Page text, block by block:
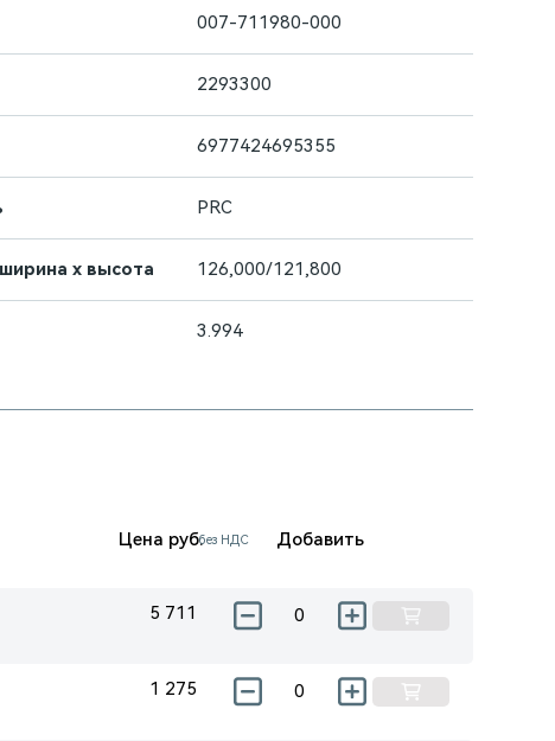
007-711980-000
2293300
6977424695355
PRC
х высота 126,000/121,800
3.994
Цена руб.без НДС Добавить
5 711
1 275